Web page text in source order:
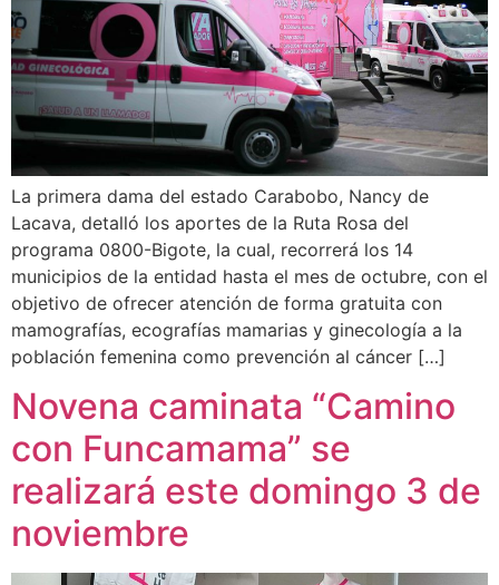
La primera dama del estado Carabobo, Nancy de
Lacava, detalló los aportes de la Ruta Rosa del
programa 0800-Bigote, la cual, recorrerá los 14
municipios de la entidad hasta el mes de octubre, con el
objetivo de ofrecer atención de forma gratuita con
mamografías, ecografías mamarias y ginecología a la
población femenina como prevención al cáncer […]
Novena caminata “Camino
con Funcamama” se
realizará este domingo 3 de
noviembre